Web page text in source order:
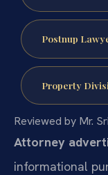
Postnup
Property
Reviewed by Mr.
Attorney
informational